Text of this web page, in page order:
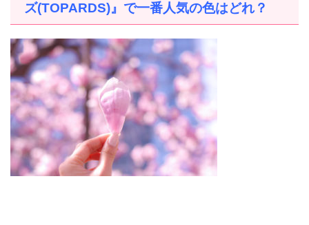
ズ(TOPARDS)』で一番人気の色はどれ？